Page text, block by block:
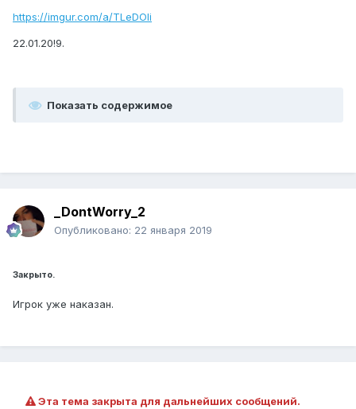
https://imgur.com/a/TLeDOli
22.01.20!9.
Показать содержимое
_DontWorry_2
Опубликовано: 22 января 2019
Закрыто.
Игрок уже наказан.
Эта тема закрыта для дальнейших сообщений.